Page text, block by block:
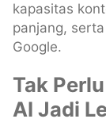
kapasitas
panjang,
Google.
Tak
AI Jadi